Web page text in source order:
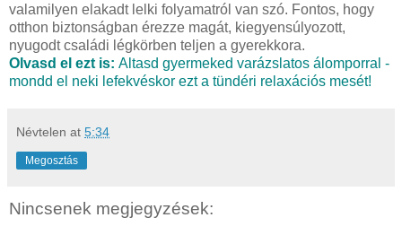
valamilyen elakadt lelki folyamatról van szó. Fontos, hogy
otthon biztonságban érezze magát, kiegyensúlyozott,
nyugodt családi légkörben teljen a gyerekkora.
Olvasd el ezt is: Altasd gyermeked varázslatos álomporral -
mondd el neki lefekvéskor ezt a tündéri relaxációs mesét!
Névtelen at 5:34
Megosztás
Nincsenek megjegyzések: